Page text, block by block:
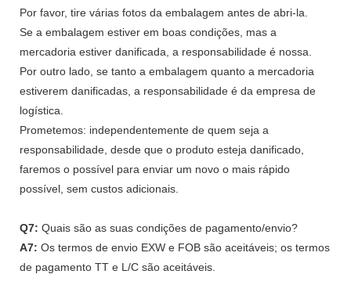
Por favor, tire várias fotos da embalagem antes de abri-la.
Se a embalagem estiver em boas condições, mas a
mercadoria estiver danificada, a responsabilidade é nossa.
Por outro lado, se tanto a embalagem quanto a mercadoria
estiverem danificadas, a responsabilidade é da empresa de
logística.
Prometemos: independentemente de quem seja a
responsabilidade, desde que o produto esteja danificado,
faremos o possível para enviar um novo o mais rápido
possível, sem custos adicionais.
Q7: Quais são as suas condições de pagamento/envio?
A7: Os termos de envio EXW e FOB são aceitáveis; os termos
de pagamento TT e L/C são aceitáveis.